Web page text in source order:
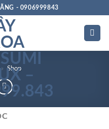
- 0906999843
» Shop